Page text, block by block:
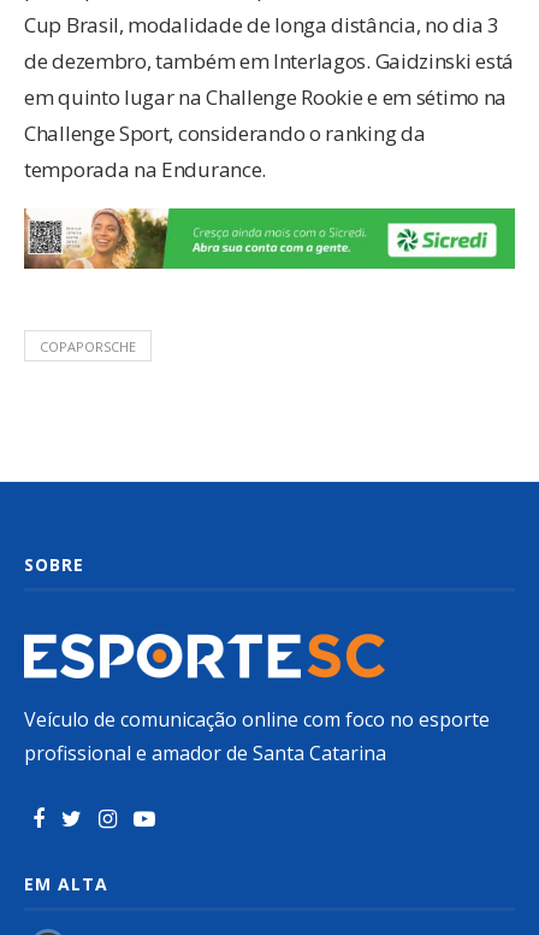
Cup Brasil, modalidade de longa distância, no dia 3
de dezembro, também em Interlagos. Gaidzinski está
em quinto lugar na Challenge Rookie e em sétimo na
Challenge Sport, considerando o ranking da
temporada na Endurance.
COPAPORSCHE
SOBRE
Veículo de comunicação online com foco no esporte
profissional e amador de Santa Catarina
EM ALTA